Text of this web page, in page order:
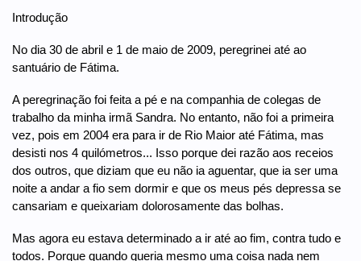
Introdução
No dia 30 de abril e 1 de maio de 2009, peregrinei até ao
santuário de Fátima.
A peregrinação foi feita a pé e na companhia de colegas de
trabalho da minha irmã Sandra. No entanto, não foi a primeira
vez, pois em 2004 era para ir de Rio Maior até Fátima, mas
desisti nos 4 quilómetros... Isso porque dei razão aos receios
dos outros, que diziam que eu não ia aguentar, que ia ser uma
noite a andar a fio sem dormir e que os meus pés depressa se
cansariam e queixariam dolorosamente das bolhas.
Mas agora eu estava determinado a ir até ao fim, contra tudo e
todos. Porque quando queria mesmo uma coisa nada nem